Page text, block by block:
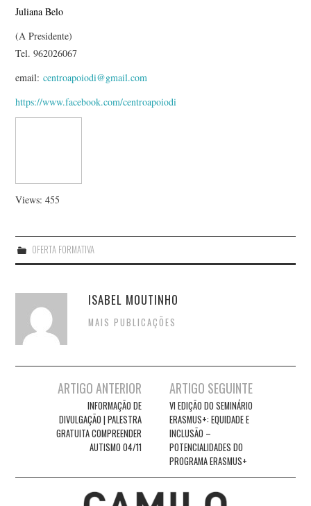
Juliana Belo
(A Presidente)
Tel. 962026067
email:centroapoiodi@gmail.com
https://www.facebook.com/centroapoiodi
Views: 455
OFERTA FORMATIVA
ISABEL MOUTINHO
MAIS PUBLICAÇÕES
ARTIGO ANTERIOR
INFORMAÇÃO DE
DIVULGAÇÃO | PALESTRA
GRATUITA COMPREENDER
AUTISMO 04/11
ARTIGO SEGUINTE
VI EDIÇÃO DO SEMINÁRIO
ERASMUS+: EQUIDADE E
INCLUSÃO –
POTENCIALIDADES DO
PROGRAMA ERASMUS+